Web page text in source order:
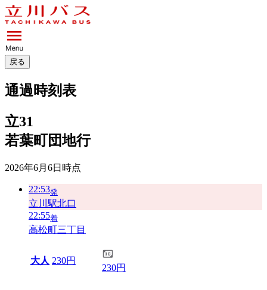
戻る
通過時刻表
立31
若葉町団地行
2026年6月6日 時点
22:53発
立川駅北口
22:55着
高松町三丁目
大人 230円
230円